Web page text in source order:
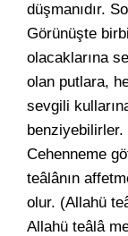
düşmanıdır.
Görünüşte
olacaklarına
olan putlara,
sevgili
Cehenneme
teâlânın
olur. (Allahü
Allahü teâlâ